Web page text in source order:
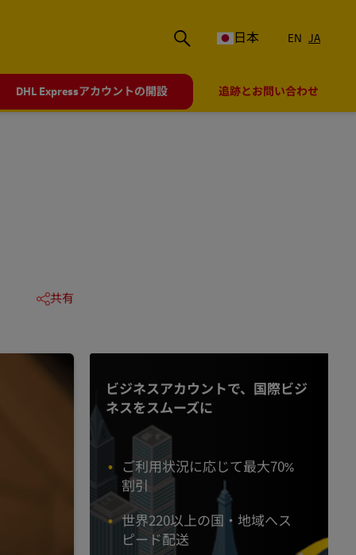
日本 EN JA
DHL Expressアカウントの開設 追跡とお問い合わせ
共有
ビジネスアカウントで、国際ビジ
ネスをスムーズに
ご利用状況に応じて最大70%
割引
世界220以上の国・地域へス
ピード配送